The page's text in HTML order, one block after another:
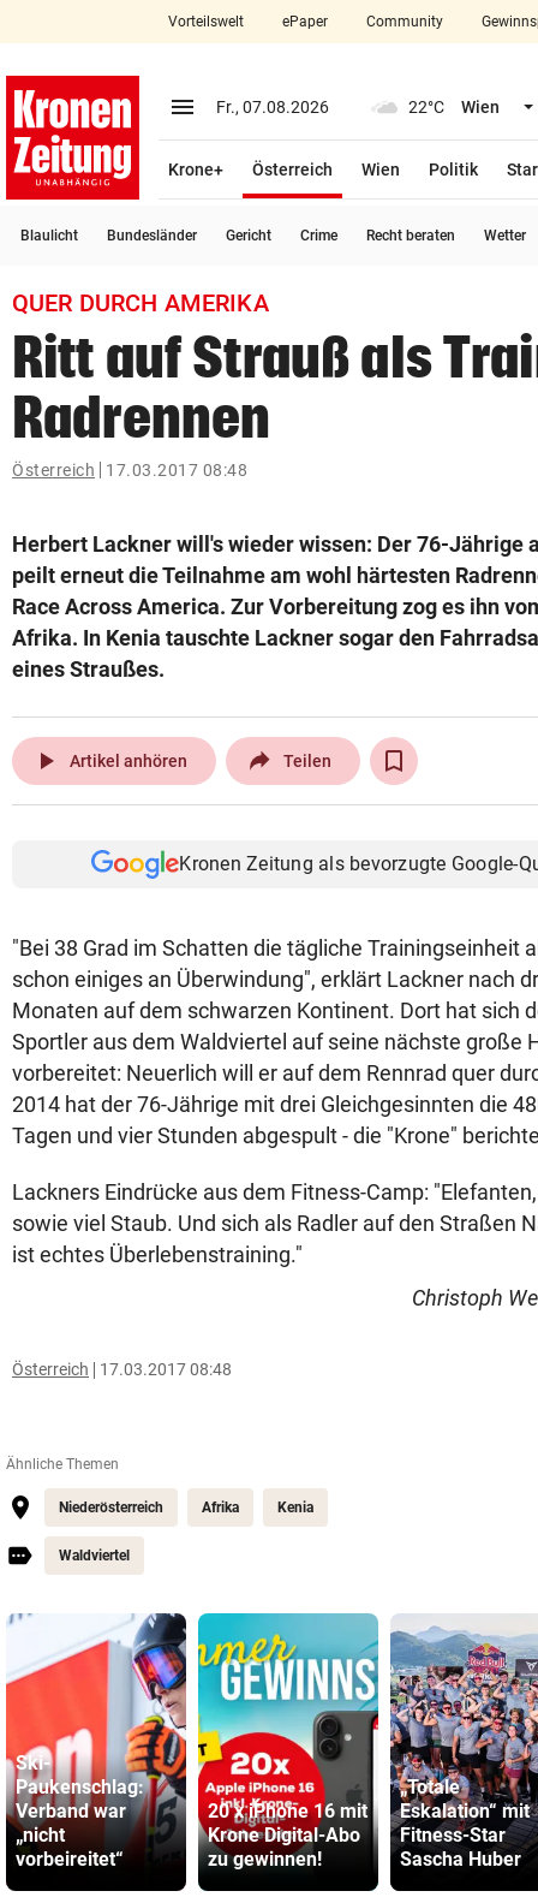
closeSchließen
account_circle Anmelden
arrow_right
bookmark
search
Suchbegriff
eingeben
Muthgasse 2, 1190 Wien
Vorteilswelt ePaper Community
menu Menü aufklappen
Fr., 07.08.2026 22°C Wien
Krone+ Österreich
Wien
Politik
Blaulicht Bundesländer Gericht Crime Recht beraten Wetter
QUER DURCH AMERIKA
Ritt auf Strauß als
Radrennen
Österreich 17.03.2017 08:48
Herbert Lackner will's wieder wissen: Der 76-Jährige
peilt erneut die Teilnahme am wohl härtesten
Race Across America. Zur Vorbereitung zog es ihn
Afrika. In Kenia tauschte Lackner sogar den
eines Straußes.
play_arrow Artikel anhören Teilen
Kronen Zeitung als bevorzugte Google-
"Bei 38 Grad im Schatten die tägliche Trainingseinheit
schon einiges an Überwindung", erklärt Lackner nach
Monaten auf dem schwarzen Kontinent. Dort hat sich
Sportler aus dem Waldviertel auf seine nächste große
vorbereitet: Neuerlich will er auf dem Rennrad quer
2014 hat der 76-Jährige mit drei Gleichgesinnten die
Tagen und vier Stunden abgespult - die "Krone"
Lackners Eindrücke aus dem Fitness-Camp:
sowie viel Staub. Und sich als Radler auf den Straßen
ist echtes Überlebenstraining."
Christoph
Österreich 17.03.2017 08:48
Ähnliche Themen
Niederösterreich Afrika Kenia
Waldviertel
Ski-
Paukenschlag:
Verband war
„nicht
vorbeireitet“
20 x iPhone 16 mit
Krone Digital-Abo
zu gewinnen!
„Totale
Eskalation“ mit
Fitness-Star
Sascha Huber